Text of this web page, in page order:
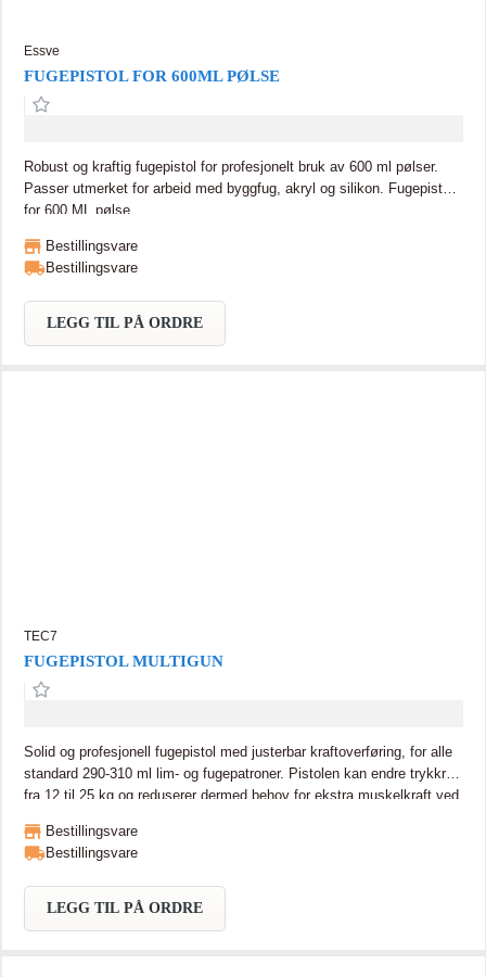
Essve
FUGEPISTOL FOR 600ML PØLSE
Robust og kraftig fugepistol for profesjonelt bruk av 600 ml pølser.
Passer utmerket for arbeid med byggfug, akryl og silikon. Fugepistol
for 600 ML pølse
Bestillingsvare
Bestillingsvare
LEGG TIL PÅ ORDRE
TEC7
FUGEPISTOL MULTIGUN
Solid og profesjonell fugepistol med justerbar kraftoverføring, for alle
standard 290-310 ml lim- og fugepatroner. Pistolen kan endre trykkraft
fra 12 til 25 kg og reduserer dermed behov for ekstra muskelkraft ved
masser. Dette forenkler arbeidet ved mindre fysisk anstrengelse og
mer presis påføring. Solid og profesjonell fugepistol med justerbar
Pistolen kan endre trykkraft fra 12 til 25 kg og reduserer dermed
behov for ekstra muskelkraft ved tykke masser, samtidig som den
Bestillingsvare
Bestillingsvare
LEGG TIL PÅ ORDRE